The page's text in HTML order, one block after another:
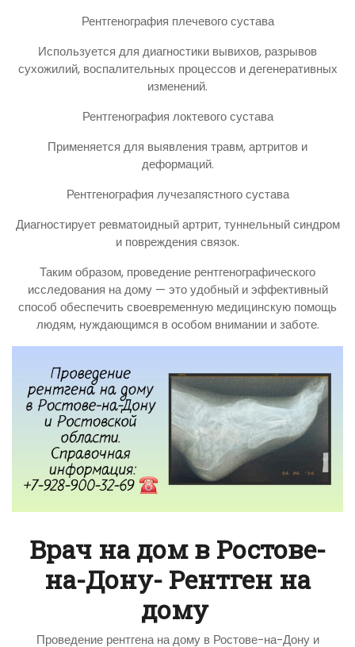
Рентгенография плечевого сустава
Используется для диагностики вывихов, разрывов
сухожилий, воспалительных процессов и дегенеративных
изменений.
Рентгенография локтевого сустава
Применяется для выявления травм, артритов и
деформаций.
Рентгенография лучезапястного сустава
Диагностирует ревматоидный артрит, туннельный синдром
и повреждения связок.
Таким образом, проведение рентгенографического
исследования на дому — это удобный и эффективный
способ обеспечить своевременную медицинскую помощь
людям, нуждающимся в особом внимании и заботе.
Врач на дом в Ростове-
на-Дону- Рентген на
дому
Проведение рентгена на дому в Ростове-на-Дону и